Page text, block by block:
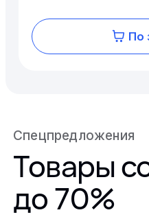
По
Спецпредложения
Товары
до 70%